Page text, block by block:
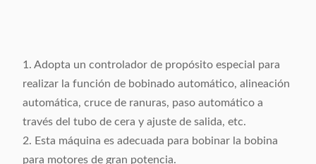
1. Adopta un controlador de propósito especial para
realizar la función de bobinado automático, alineación
automática, cruce de ranuras, paso automático a
través del tubo de cera y ajuste de salida, etc.
2. Esta máquina es adecuada para bobinar la bobina
para motores de gran potencia.